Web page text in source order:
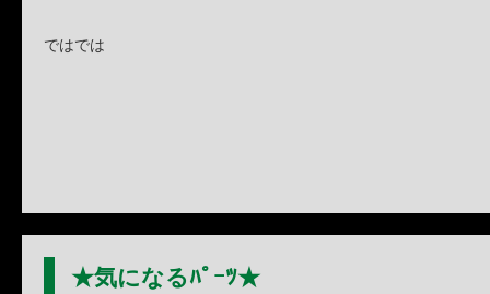
ではでは
★気になるﾊﾟｰﾂ★